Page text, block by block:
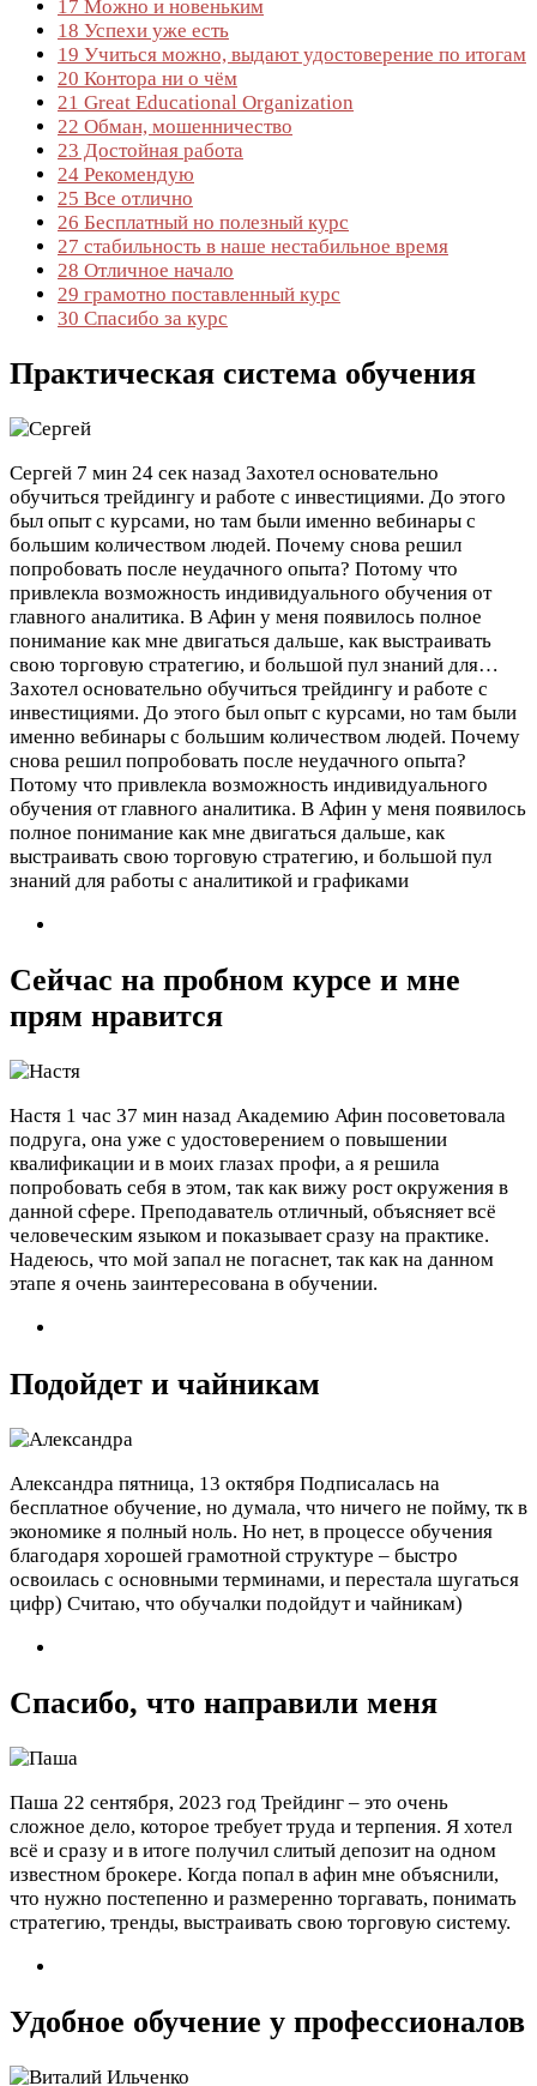
17 Можно и новеньким
18 Успехи уже есть
19 Учиться можно, выдают удостоверение по итогам
20 Контора ни о чём
21 Great Educational Organization
22 Обман, мошенничество
23 Достойная работа
24 Рекомендую
25 Все отлично
26 Бесплатный но полезный курс
27 стабильность в наше нестабильное время
28 Отличное начало
29 грамотно поставленный курс
30 Спасибо за курс
Практическая система обучения
Сергей 7 мин 24 сек назад Захотел основательно
обучиться трейдингу и работе с инвестициями. До этого
был опыт с курсами, но там были именно вебинары с
большим количеством людей. Почему снова решил
попробовать после неудачного опыта? Потому что
привлекла возможность индивидуального обучения от
главного аналитика. В Афин у меня появилось полное
понимание как мне двигаться дальше, как выстраивать
свою торговую стратегию, и большой пул знаний для…
Захотел основательно обучиться трейдингу и работе с
инвестициями. До этого был опыт с курсами, но там были
именно вебинары с большим количеством людей. Почему
снова решил попробовать после неудачного опыта?
Потому что привлекла возможность индивидуального
обучения от главного аналитика. В Афин у меня появилось
полное понимание как мне двигаться дальше, как
выстраивать свою торговую стратегию, и большой пул
знаний для работы с аналитикой и графиками
Сейчас на пробном курсе и мне
прям нравится
Настя 1 час 37 мин назад Академию Афин посоветовала
подруга, она уже с удостоверением о повышении
квалификации и в моих глазах профи, а я решила
попробовать себя в этом, так как вижу рост окружения в
данной сфере. Преподаватель отличный, объясняет всё
человеческим языком и показывает сразу на практике.
Надеюсь, что мой запал не погаснет, так как на данном
этапе я очень заинтересована в обучении.
Подойдет и чайникам
Александра пятница, 13 октября Подписалась на
бесплатное обучение, но думала, что ничего не пойму, тк в
экономике я полный ноль. Но нет, в процессе обучения
благодаря хорошей грамотной структуре – быстро
освоилась с основными терминами, и перестала шугаться
цифр) Считаю, что обучалки подойдут и чайникам)
Спасибо, что направили меня
Паша 22 сентября, 2023 год Трейдинг – это очень
сложное дело, которое требует труда и терпения. Я хотел
всё и сразу и в итоге получил слитый депозит на одном
известном брокере. Когда попал в афин мне объяснили,
что нужно постепенно и размеренно торгавать, понимать
стратегию, тренды, выстраивать свою торговую систему.
Удобное обучение у профессионалов